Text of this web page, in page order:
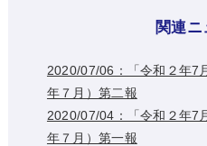
関連ニ
2020/07/06：「令和２年7
年７月）第二報
2020/07/04：「令和２年7
年７月）第一報